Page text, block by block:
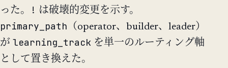
った。
! は破壊的変更を示す。
primary_path （operator、builder、leader）
が learning_track を単一のルーティング軸
として置き換えた。